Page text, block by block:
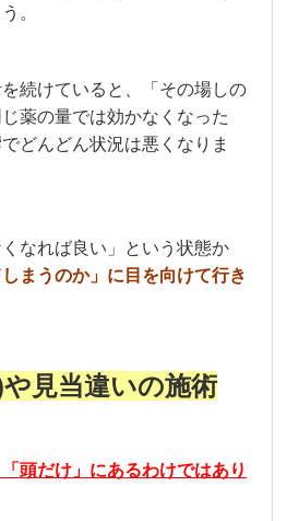
。
続けていると、「その場しの
薬の量では効かなくなった
どんどん状況は悪くなりま
くなれば良い」という状態か
しまうのか」に目を向けて行き
見当違いの施術
頭だけ」にあるわけではあり